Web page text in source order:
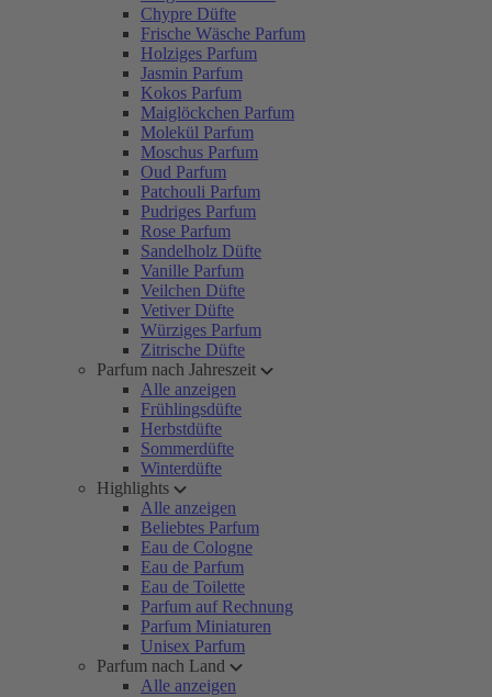
Chypre Düfte
Frische Wäsche Parfum
Holziges Parfum
Jasmin Parfum
Kokos Parfum
Maiglöckchen Parfum
Molekül Parfum
Moschus Parfum
Oud Parfum
Patchouli Parfum
Pudriges Parfum
Rose Parfum
Sandelholz Düfte
Vanille Parfum
Veilchen Düfte
Vetiver Düfte
Würziges Parfum
Zitrische Düfte
Parfum nach Jahreszeit
Alle anzeigen
Frühlingsdüfte
Herbstdüfte
Sommerdüfte
Winterdüfte
Highlights
Alle anzeigen
Beliebtes Parfum
Eau de Cologne
Eau de Parfum
Eau de Toilette
Parfum auf Rechnung
Parfum Miniaturen
Unisex Parfum
Parfum nach Land
Alle anzeigen